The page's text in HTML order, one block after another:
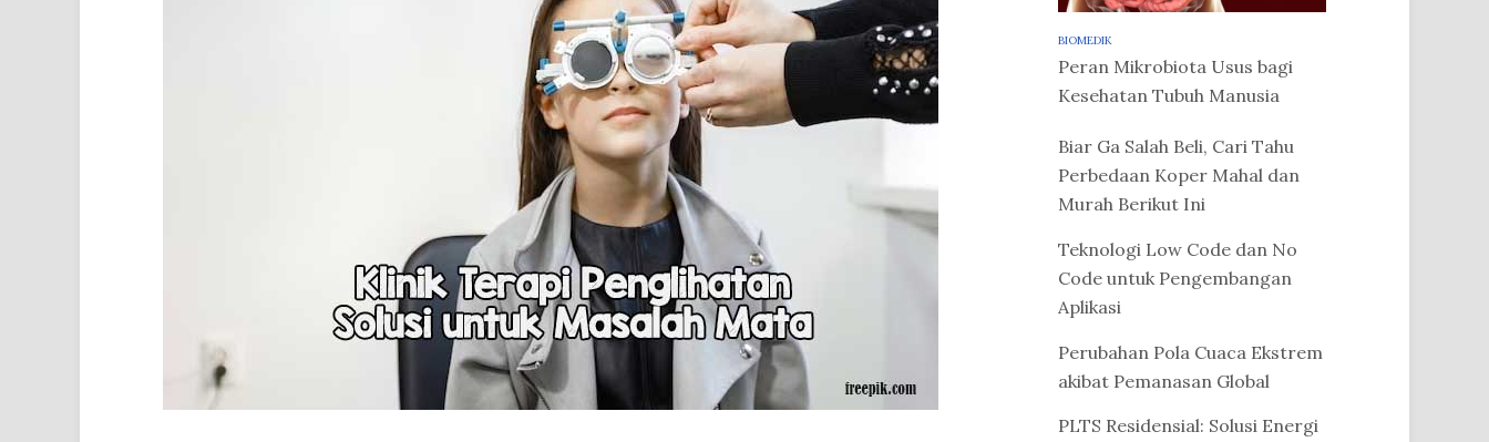
BIOMEDIK
Peran Mikrobiota Usus bagi
Kesehatan Tubuh Manusia
Biar Ga Salah Beli, Cari Tahu
Perbedaan Koper Mahal dan
Murah Berikut Ini
Teknologi Low Code dan No
Code untuk Pengembangan
Aplikasi
Perubahan Pola Cuaca Ekstrem
akibat Pemanasan Global
PLTS Residensial: Solusi Energi